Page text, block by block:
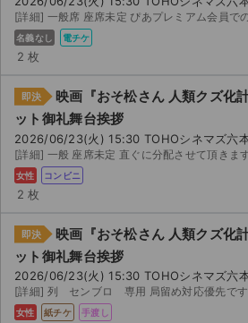
名義なし 電チケ
2 枚
即決
映画『おそ松さん 人類クズ化
ット御礼舞台挨拶
2026/06/23(火) 15:30 TOHOシネマズ六
[詳細] 一般 座席未定 直ぐに分配させて頂きま
女性 コンビニ
2 枚
即決
映画『おそ松さん 人類クズ化
ット御礼舞台挨拶
2026/06/23(火) 15:30 TOHOシネマズ六
女性 紙チケ 手渡し